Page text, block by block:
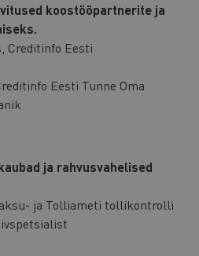
koostööpartnerite ja
Creditinfo Eesti
Eesti Tunne Oma
ja rahvusvahelised
ja Tolliameti tollikontrolli